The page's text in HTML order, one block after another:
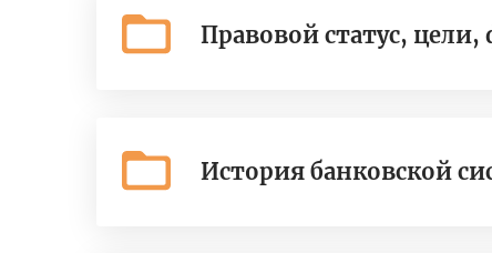
Правовой статус,
История банковской